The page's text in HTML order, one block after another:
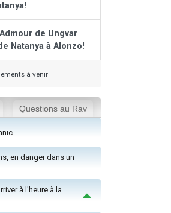
de Ungvar
Natanya à Alonzo!
à venir
Questions au Rav
en danger dans un
à l'heure à la